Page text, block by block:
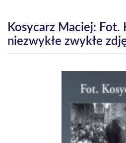
Kosycarz Maciej: Fot.
niezwykłe zwykłe